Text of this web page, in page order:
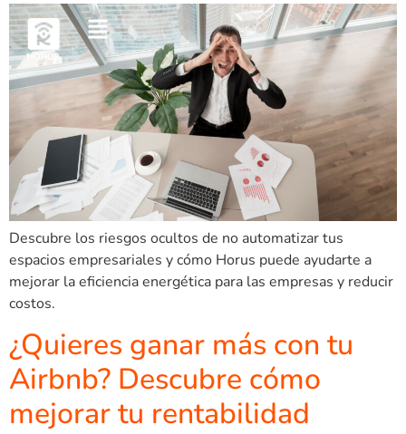
Descubre los riesgos ocultos de no automatizar tus
espacios empresariales y cómo Horus puede ayudarte a
mejorar la eficiencia energética para las empresas y reducir
costos.
¿Quieres ganar más con tu
Airbnb? Descubre cómo
mejorar tu rentabilidad